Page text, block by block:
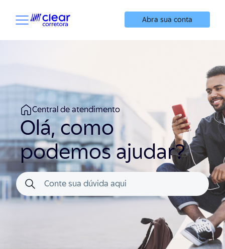
Abra sua conta
Central de atendimento
Olá, como
podemos ajudar?